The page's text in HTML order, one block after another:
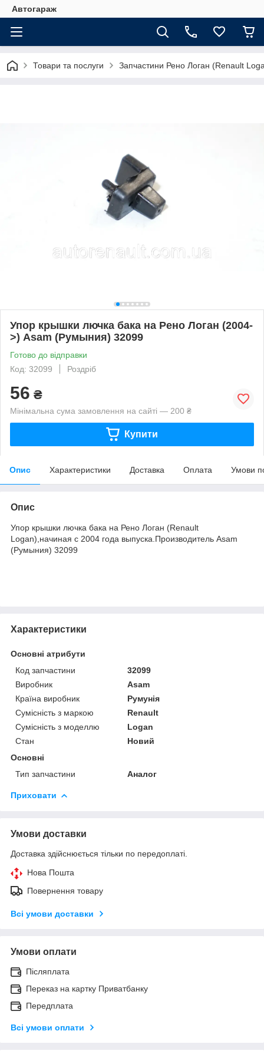
Автогараж
Товари та послуги Запчастини Рено Логан (Renault
Упор крышки лючка бака на Рено Логан (2004-
>) Asam (Румыния) 32099
Готово до відправки
Код: 32099
Роздріб
56 ₴
Мінімальна сума замовлення на сайті — 200 ₴
Купити
Опис Характеристики Доставка Оплата Умови
Опис
Упор крышки лючка бака на Рено Логан (Renault
Logan),начиная с 2004 года выпуска.Производитель Asam
(Румыния) 32099
Характеристики
Основні атрибути
Код запчастини
32099
Виробник
Asam
Країна виробник
Румунія
Сумісність з маркою
Renault
Сумісність з моделлю
Logan
Стан
Новий
Основні
Тип запчастини
Аналог
Приховати
Умови доставки
Доставка здійснюється тільки по передоплаті.
Нова Пошта
Повернення товару
Всі умови доставки
Умови оплати
Післяплата
Переказ на картку Приватбанку
Передплата
Всі умови оплати